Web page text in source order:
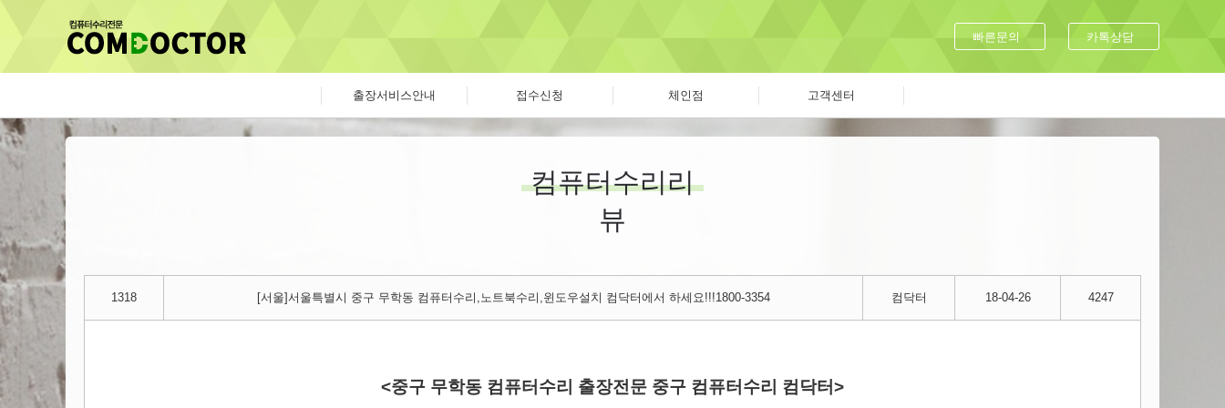
빠른문의 카톡상담
출장서비스안내 접수신청 체인점 고객센터
컴퓨터수리리
뷰
1318 [서울]서울특별시 중구 무학동 컴퓨터수리,노트북수리,윈도우설치 컴닥터에서 하세요!!!1800-3354 컴닥터 18-04-26 4247
<중구 무학동 컴퓨터수리 출장전문 중구 컴퓨터수리 컴닥터>